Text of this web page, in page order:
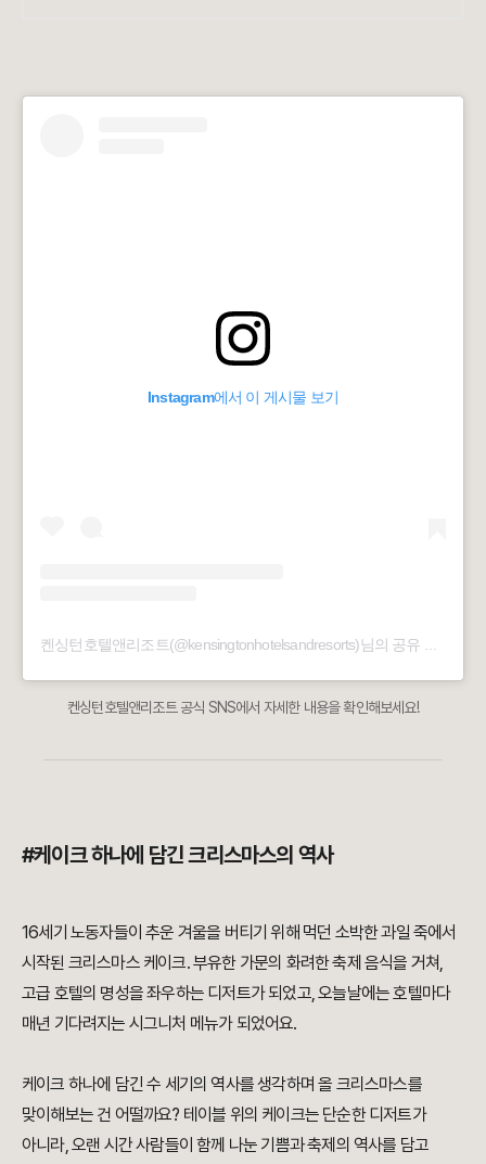
Instagram에서 이 게시물 보기
켄싱턴호텔앤리조트(@kensingtonhotelsandresorts)님의 공유 게시물
켄싱턴호텔앤리조트 공식 SNS에서 자세한 내용을 확인해보세요!
#케이크 하나에 담긴 크리스마스의 역사
16세기 노동자들이 추운 겨울을 버티기 위해 먹던 소박한 과일 죽에서
시작된 크리스마스 케이크. 부유한 가문의 화려한 축제 음식을 거쳐,
고급 호텔의 명성을 좌우하는 디저트가 되었고, 오늘날에는 호텔마다
매년 기다려지는 시그니처 메뉴가 되었어요.
케이크 하나에 담긴 수 세기의 역사를 생각하며 올 크리스마스를
맞이해보는 건 어떨까요? 테이블 위의 케이크는 단순한 디저트가
아니라, 오랜 시간 사람들이 함께 나눈 기쁨과 축제의 역사를 담고